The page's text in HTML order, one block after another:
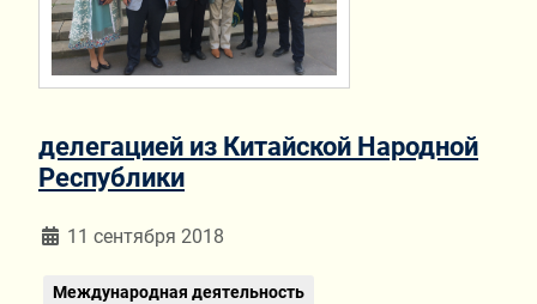
делегацией из Китайской Народной
Республики
Информация о материале
11 сентября 2018
Международная деятельность